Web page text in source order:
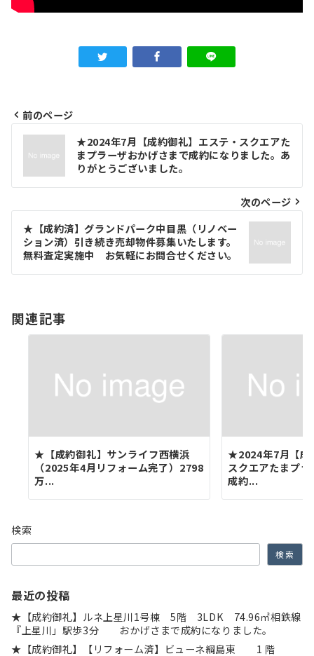
投
ナ
ビ
ゲ
ー
シ
ン
前のページ
★2024年7月【成約御礼】エステ・スクエアた
まプラーザおかげさまで成約になりました。あ
りがとうございました。
次のページ
★【成約済】グランドパーク中目黒（リノベー
ション済）引き続き売却物件募集いたします。
無料査定実施中 お気軽にお問合せください。
関連記事
★【成約御礼】サンライフ西横浜
（2025年4月リフォーム完了）2798
万...
★2024年7月【成
スクエアたまプ
成約...
検索
検索
最近の投稿
★【成約御礼】ルネ上星川1号棟 5階 3LDK 74.96㎡相鉄線
『上星川」駅歩3分 おかげさまで成約になりました。
★【成約御礼】【リフォーム済】ビューネ綱島東 1 階